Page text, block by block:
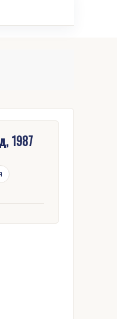
1987